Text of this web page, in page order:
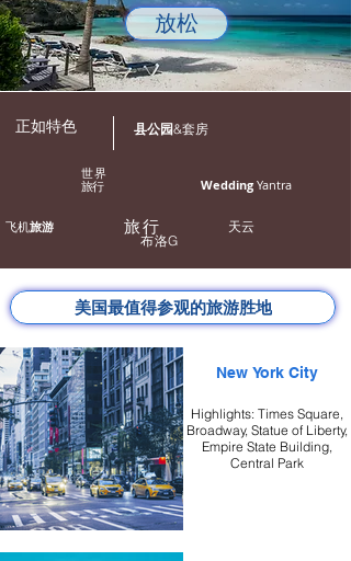
放松
正如特色 县公园&套房
世界
旅行
Wedding Yantra
飞机旅游 旅行
布洛G
天云
美国最值得参观的旅游胜地
New York City
Highlights: Times Square,
Broadway, Statue of Liberty,
Empire State Building,
Central Park